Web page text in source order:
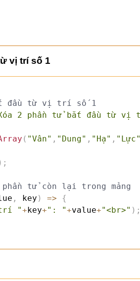
vị trí số 1
đầu từ vị trí số 1
2 phần tử bắt đầu từ vị
( "Vân" , "Dung" , "Hạ" , "Lực"
;
tử còn lại trong mảng
, key ) =>
{
"+key+": "+value+"<br>" ) ;